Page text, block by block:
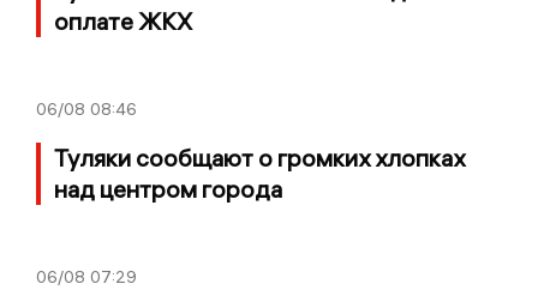
оплате ЖКХ
06/08 08:46
Туляки сообщают о громких хлопках
над центром города
06/08 07:29